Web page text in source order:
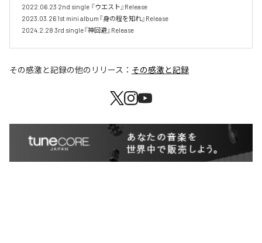
2022.06.23 2nd single 『ウエスト』Release
2023.03.26 1st mini album『身の程を知れ』Release
2024.2.28 3rd single『神回避』Release
その感激と記録の他のリリース： その感激と記録